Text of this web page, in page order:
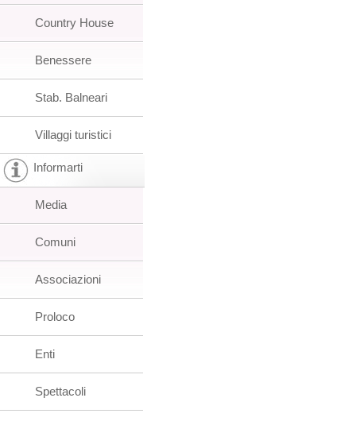
Country House
Benessere
Stab. Balneari
Villaggi turistici
Informarti
Media
Comuni
Associazioni
Proloco
Enti
Spettacoli